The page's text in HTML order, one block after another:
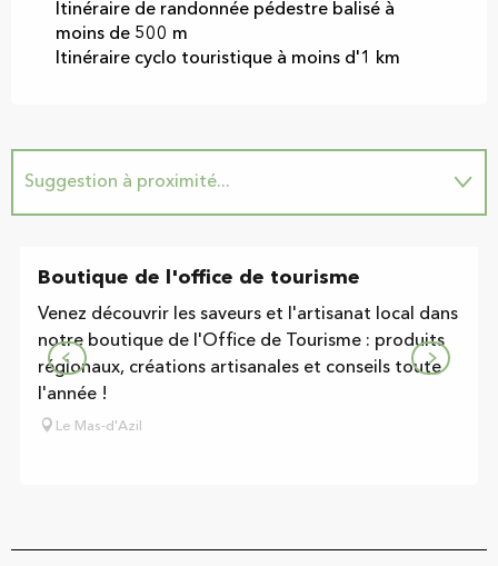
Itinéraire de randonnée pédestre balisé à
moins de 500 m
Itinéraire cyclo touristique à moins d'1 km
Suggestion à proximité...
Boutique de l'office de tourisme
Venez découvrir les saveurs et l'artisanat local dans
notre boutique de l'Office de Tourisme : produits
régionaux, créations artisanales et conseils toute
l'année !
Le Mas-d'Azil